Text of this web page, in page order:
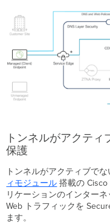
ン
ッ
ト
セ
制
御
安
全
トンネルがアクテ
保護
トンネルがアクティブでな
ィモジュール 搭載の
リケーションのインター
Web トラフィックを
ます。